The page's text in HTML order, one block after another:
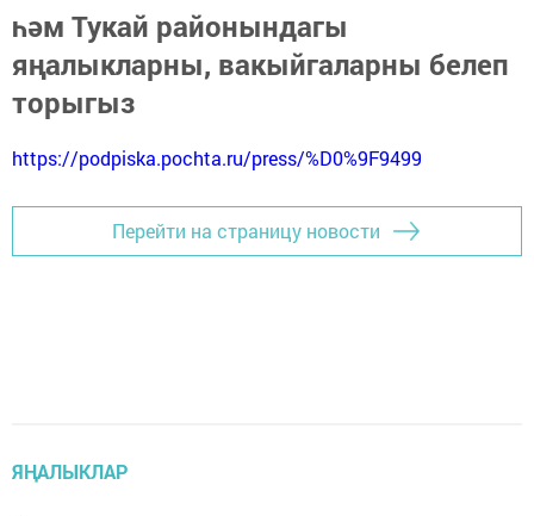
һәм Тукай районындагы
яңалыкларны, вакыйгаларны белеп
торыгыз
https://podpiska.pochta.ru/press/%D0%9F9499
Перейти на страницу новости
ЯҢАЛЫКЛАР